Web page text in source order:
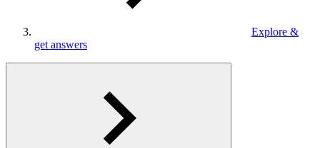
Explore &
get answers